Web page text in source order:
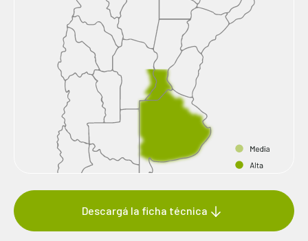
Descargá la ficha técnica